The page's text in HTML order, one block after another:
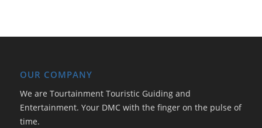
OUR COMPANY
We are Tourtainment Touristic Guiding and
Entertainment. Your DMC with the finger on the pulse of
time.